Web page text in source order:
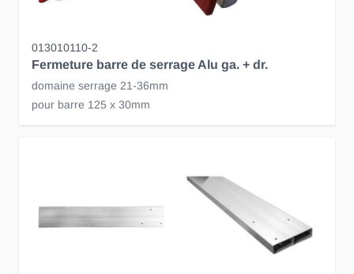
013010110-2
Fermeture barre de serrage Alu ga. + dr.
domaine serrage 21-36mm
pour barre 125 x 30mm